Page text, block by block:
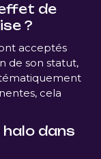
de
?
acceptés
de son statut,
cela
dans